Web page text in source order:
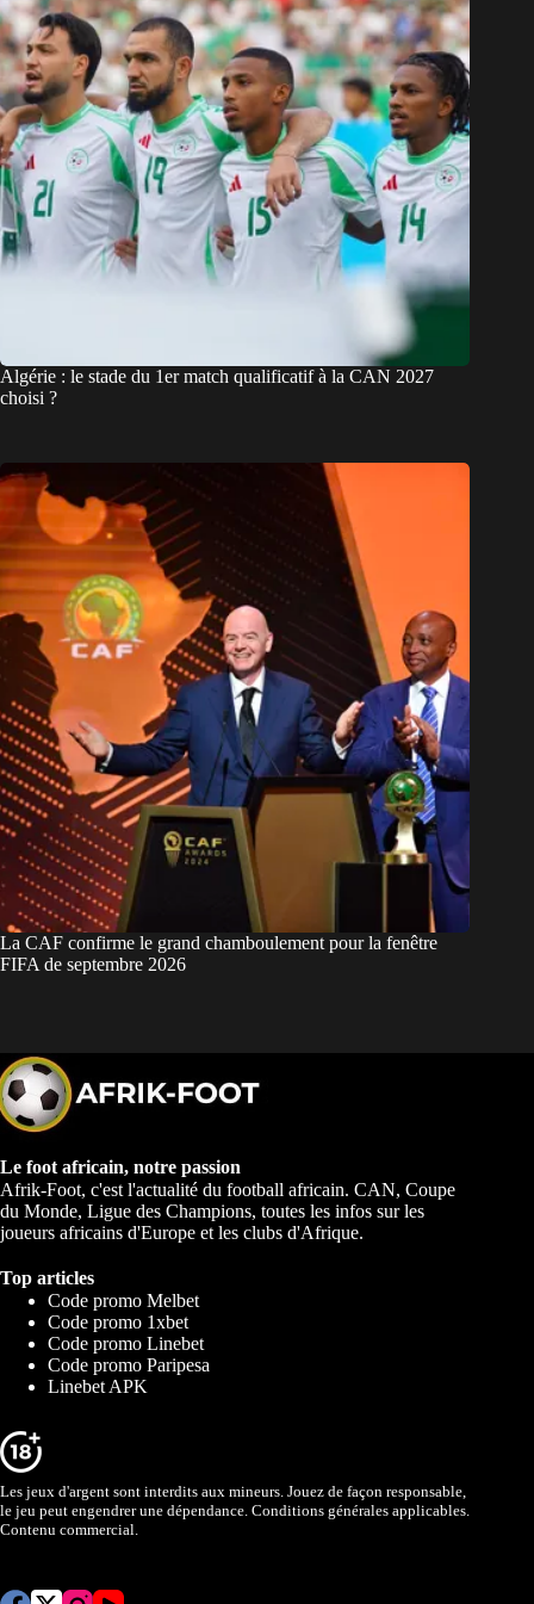
Algérie : le stade du 1er match qualificatif à la CAN 2027
choisi ?
La CAF confirme le grand chamboulement pour la fenêtre
FIFA de septembre 2026
Le foot africain, notre passion
Afrik-Foot, c'est l'actualité du football africain. CAN, Coupe
du Monde, Ligue des Champions, toutes les infos sur les
joueurs africains d'Europe et les clubs d'Afrique.
Top articles
Code promo Melbet
Code promo 1xbet
Code promo Linebet
Code promo Paripesa
Linebet APK
Les jeux d'argent sont interdits aux mineurs. Jouez de façon responsable,
le jeu peut engendrer une dépendance. Conditions générales applicables.
Contenu commercial.